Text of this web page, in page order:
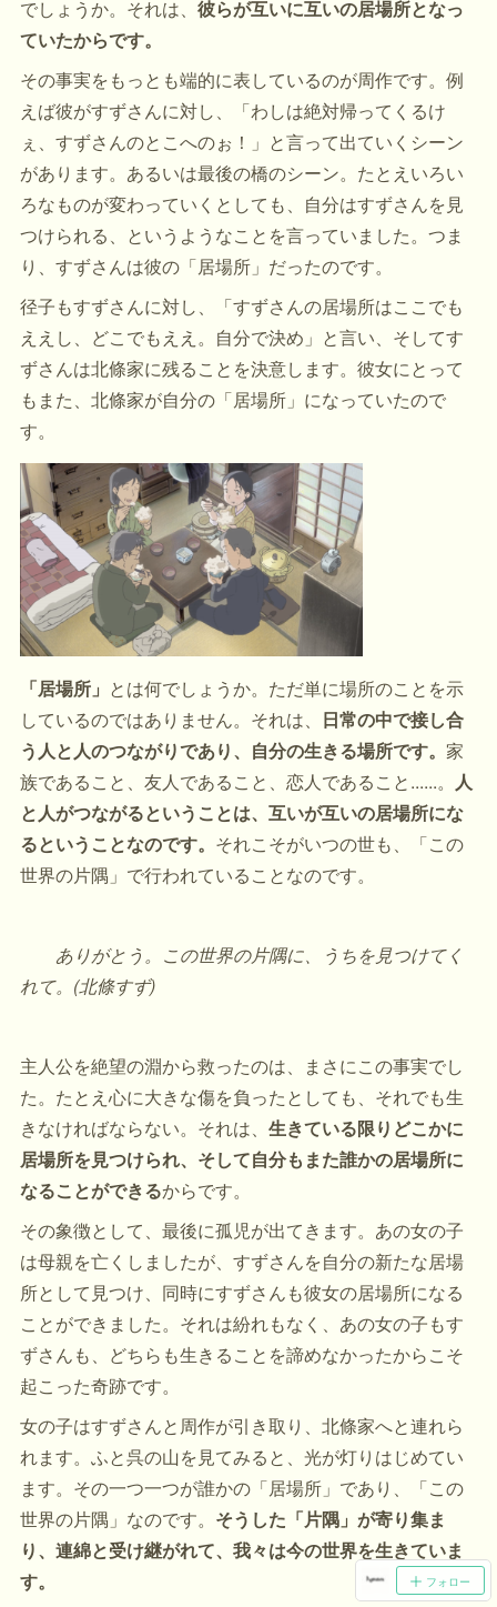
でしょうか。それは、彼らが互いに互いの居場所となっ
ていたからです。
その事実をもっとも端的に表しているのが周作です。例
えば彼がすずさんに対し、「わしは絶対帰ってくるけ
ぇ、すずさんのとこへのぉ！」と言って出ていくシーン
があります。あるいは最後の橋のシーン。たとえいろい
ろなものが変わっていくとしても、自分はすずさんを見
つけられる、というようなことを言っていました。つま
り、すずさんは彼の「居場所」だったのです。
径子もすずさんに対し、「すずさんの居場所はここでも
ええし、どこでもええ。自分で決め」と言い、そしてす
ずさんは北條家に残ることを決意します。彼女にとって
もまた、北條家が自分の「居場所」になっていたので
す。
「居場所」 とは何でしょうか。ただ単に場所のことを示
しているのではありません。それは、 日常の中で接し合
う人と人のつながりであり、自分の生きる場所です。 家
族であること、友人であること、恋人であること......。
人
と人がつながるということは、互いが互いの居場所にな
るということなのです。 それこそがいつの世も、「この
世界の片隅」で行われていることなのです。
ありがとう。この世界の片隅に、うちを見つけてく
れて。(北條すず)
主人公を絶望の淵から救ったのは、まさにこの事実でし
た。たとえ心に大きな傷を負ったとしても、それでも生
きなければならない。それは、生きている限りどこかに
居場所を見つけられ、そして自分もまた誰かの居場所に
なることができるからです。
その象徴として、最後に孤児が出てきます。あの女の子
は母親を亡くしましたが、すずさんを自分の新たな居場
所として見つけ、同時にすずさんも彼女の居場所になる
ことができました。それは紛れもなく、あの女の子もす
ずさんも、どちらも生きることを諦めなかったからこそ
起こった奇跡です。
女の子はすずさんと周作が引き取り、北條家へと連れら
れます。ふと呉の山を見てみると、光が灯りはじめてい
ます。その一つ一つが誰かの「居場所」であり、「この
世界の片隅」なのです。 そうした「片隅」が寄り集ま
り、連綿と受け継がれて、我々は今の世界を生きていま
す。
フォロー